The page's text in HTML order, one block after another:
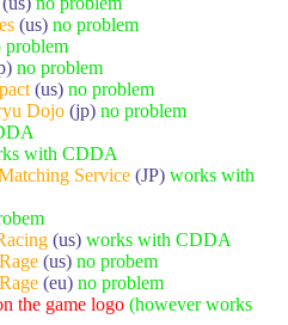
(us) no problem
problem
no problem
(us) no problem
Dojo (jp) no problem
with CDDA
Service (JP) works with
(us) works with CDDA
(us) no probem
(eu) no problem
the game logo (however works